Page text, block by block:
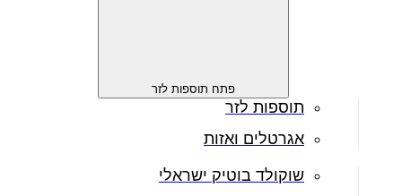
פתח תוספות לזר
תוספות לזר
אגרטלים ואזות
שוקולד בוטיק ישראלי